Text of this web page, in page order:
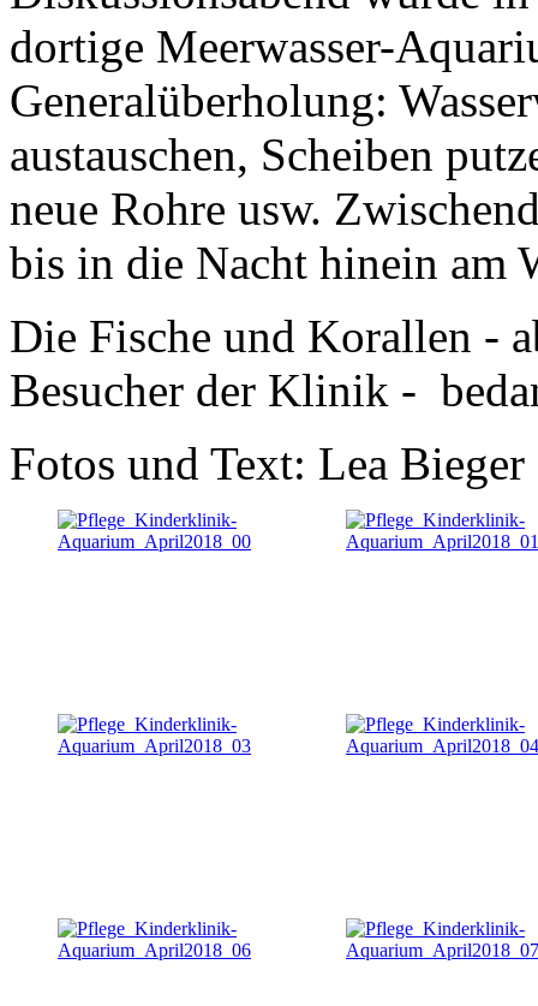
dortige Meerwasser-
Generalüberholung:
austauschen, Scheiben
neue Rohre usw.
bis in die Nacht hinein am
Die Fische und Korallen -
Besucher der Klinik -
Fotos und Text: Lea Bieger